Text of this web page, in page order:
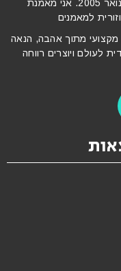
ויש לי עסק של אימון מאז ינואר 2005. אני מאמנת
אהבה, הנאה
רווחה